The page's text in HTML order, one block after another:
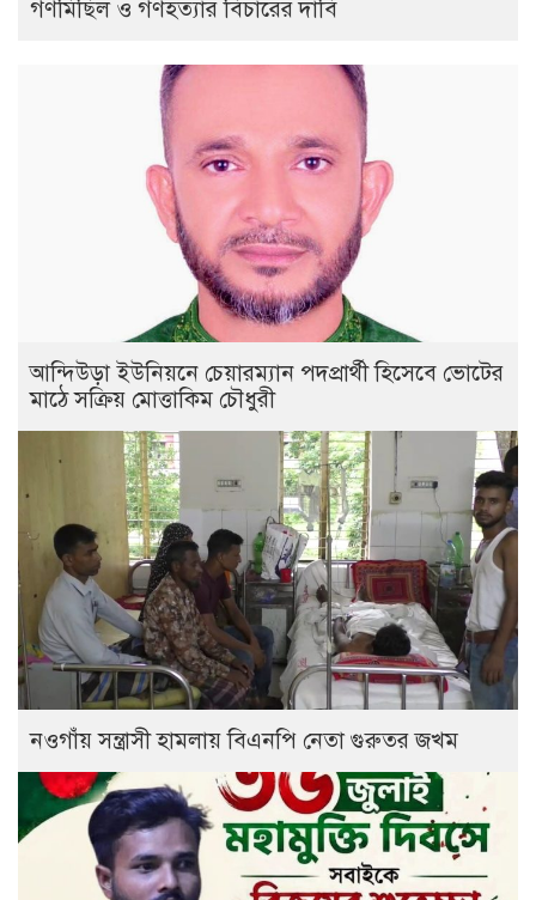
গণমিছিল ও গণহত্যার বিচারের দাবি
আন্দিউড়া ইউনিয়নে চেয়ারম্যান পদপ্রার্থী হিসেবে ভোটের
মাঠে সক্রিয় মোত্তাকিম চৌধুরী
নওগাঁয় সন্ত্রাসী হামলায় বিএনপি নেতা গুরুতর জখম